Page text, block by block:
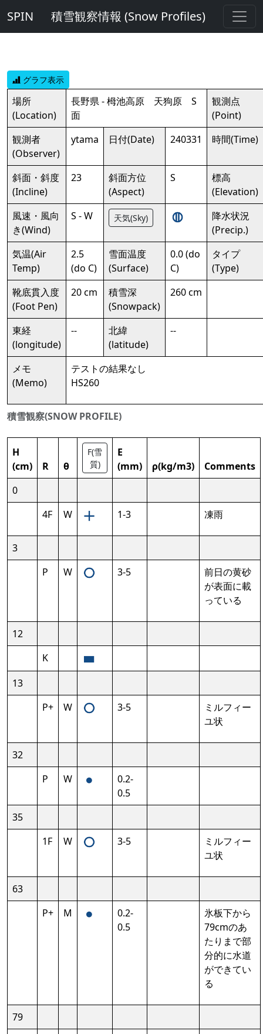
SPIN 積雪観察情報 (Snow Profiles)
グラフ表示
積雪観察(SNOW PROFILE)
場所
(Location)
長野県 - 栂池高原 天狗原 S
面
観測点
(Point)
観測者
(Observer)
ytama 日付(Date) 240331 時間(Time)
斜面・斜度
(Incline)
23
斜面方位
(Aspect)
S
標高
(Elevation)
風速・風向
き(Wind)
S - W 天気(Sky)
降水状況
(Precip.)
気温(Air
Temp)
2.5
(do C)
雪面温度
(Surface)
0.0 (do
C)
タイプ
(Type)
靴底貫入度
(Foot Pen)
20 cm
積雪深
(Snowpack)
260 cm
東経
(longitude)
--
北緯
(latitude)
--
メモ
(Memo)
テストの結果なし
HS260
H
(cm)
R θ
F(雪
質)
E
(mm)
ρ(kg/m3)
Comments
0
4F
W 1-3 凍雨
3
P
W 3-5
前日の黄砂
が表面に載
っている
12
K
13
P+
W 3-5
ミルフィー
ユ状
32
P
W
0.2-
0.5
35
1F
W 3-5
ミルフィー
ユ状
63
P+
M
0.2-
0.5
氷板下から
79cmのあ
たりまで部
分的に水道
ができてい
る
79